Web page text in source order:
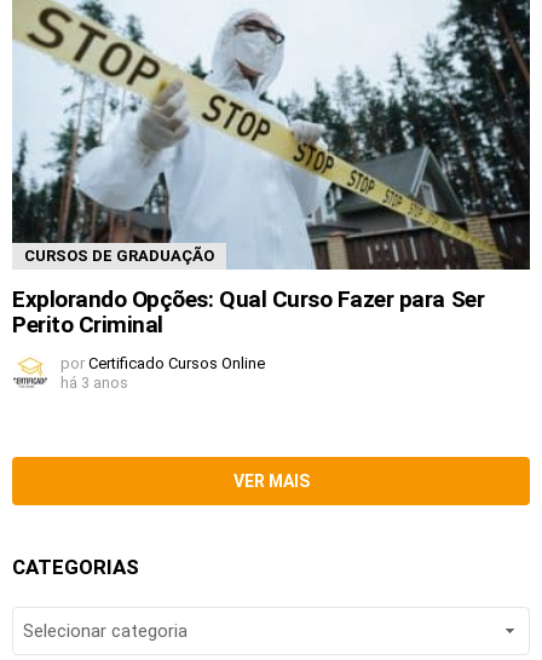
CURSOS DE GRADUAÇÃO
Explorando Opções: Qual Curso Fazer para Ser
Perito Criminal
por Certificado Cursos Online
há 3 anos
VER MAIS
CATEGORIAS